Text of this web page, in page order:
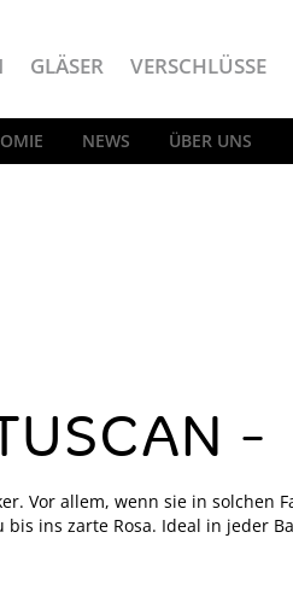
GLÄSER VERSCHLÜSSE
NEWS ÜBER UNS
Vor allem, wenn sie in solchen
ins zarte Rosa. Ideal in jeder